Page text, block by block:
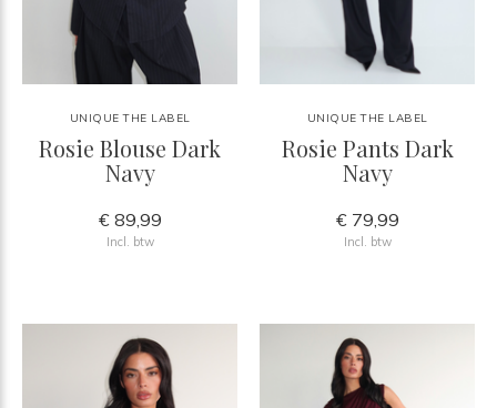
UNIQUE THE LABEL
Rosie Blouse Dark
Navy
€ 89,99
Incl. btw
UNIQUE THE LABEL
Rosie Pants Dark
Navy
€ 79,99
Incl. btw